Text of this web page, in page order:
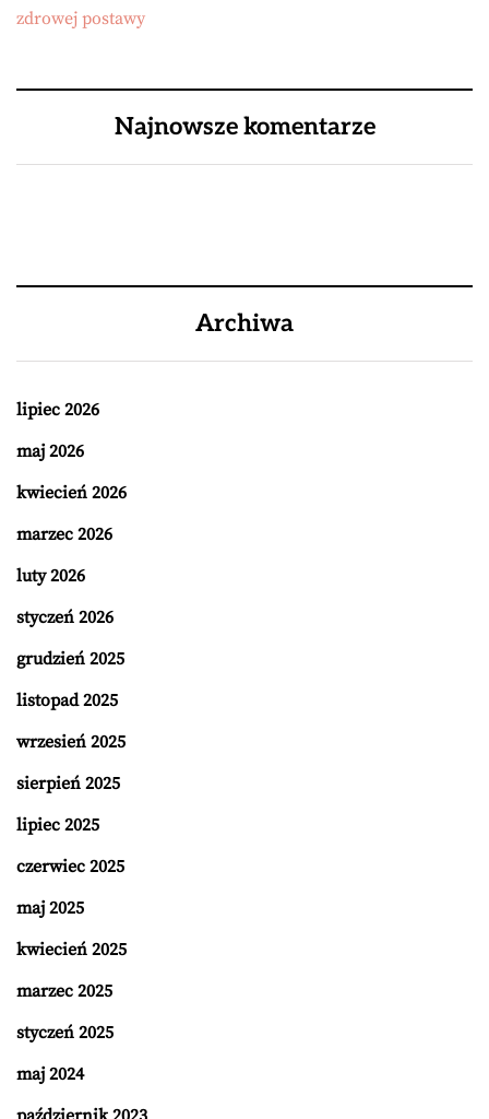
zdrowej postawy
Najnowsze komentarze
Archiwa
lipiec 2026
maj 2026
kwiecień 2026
marzec 2026
luty 2026
styczeń 2026
grudzień 2025
listopad 2025
wrzesień 2025
sierpień 2025
lipiec 2025
czerwiec 2025
maj 2025
kwiecień 2025
marzec 2025
styczeń 2025
maj 2024